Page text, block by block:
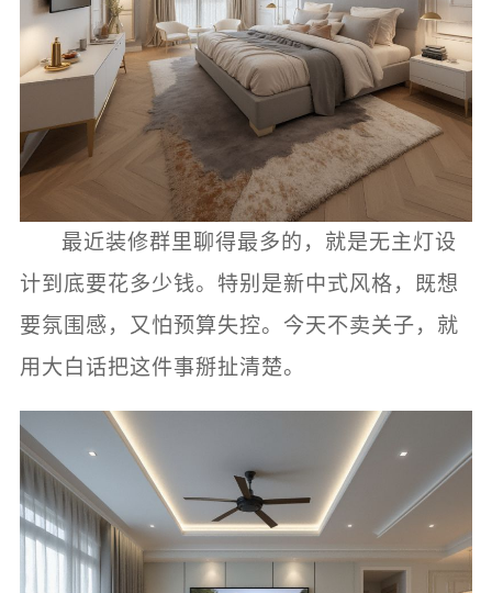
最近装修群里聊得最多的，就是无主灯设
计到底要花多少钱。特别是新中式风格，既想
要氛围感，又怕预算失控。今天不卖关子，就
用大白话把这件事掰扯清楚。